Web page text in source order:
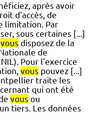
après avoir
d’accès, de
limitation. Par
sous certaines [...]
vous disposez de la
de
Pour l’exercice
vous pouvez [...]
traite les
qui ont été
vous ou
tiers. Les données